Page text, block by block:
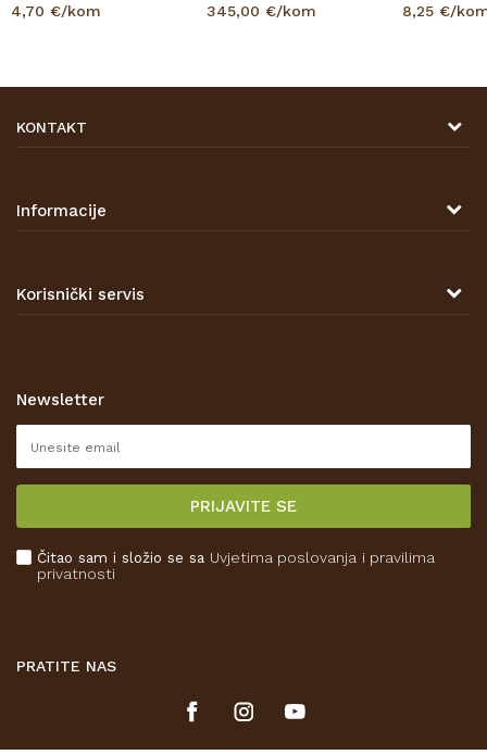
4,70 €/kom
345,00 €/kom
8,25 €/
KONTAKT
47000 Karlovac
Informacije
Prodajna mjesta
Korisnički servis
Korištenje kolačića
Reklamacije
Isporuka
Kako kupiti
Newsletter
PRIJAVITE SE
Čitao sam i složio se sa Uvjetima poslovanja i pravilima
privatnosti
PRATITE NAS